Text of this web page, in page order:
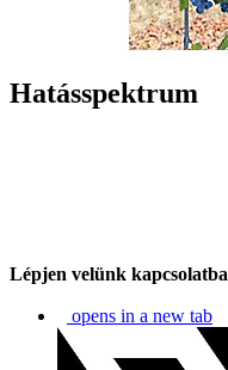
Hatásspektrum
Lépjen velünk kapcsolatba
opens in a new tab